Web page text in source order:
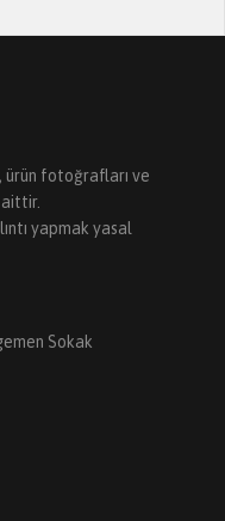
ürün fotoğrafları ve
aittir.
yapmak yasal
Sokak